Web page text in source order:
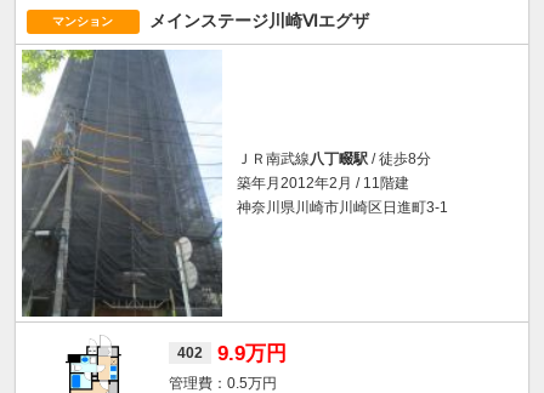
マンション メインステージ川崎Ⅵエグザ
ＪＲ南武線八丁畷駅 / 徒歩8分
築年月2012年2月 / 11階建
神奈川県川崎市川崎区日進町3-1
402 9.9万円
0.5万円